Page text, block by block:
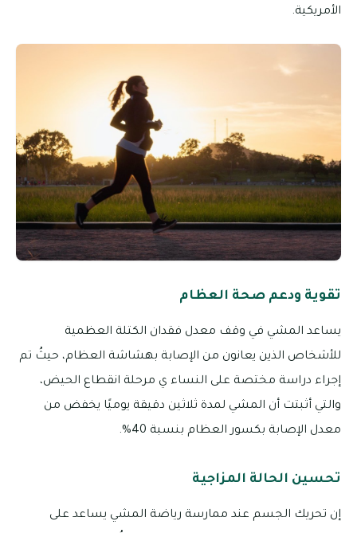
الأمريكية.
تقوية ودعم صحة العظام
يساعد المشي في وقف معدل فقدان الكتلة العظمية
للأشخاص الذين يعانون من الإصابة بهشاشة العظام، حيثُ تم
إجراء دراسة مختصة على النساء ي مرحلة انقطاع الحيض،
والتي أثبتت أن المشي لمدة ثلاثين دقيقة يوميًا يخفض من
معدل الإصابة بكسور العظام بنسبة 40%.
تحسين الحالة المزاجية
إن تحريك الجسم عند ممارسة رياضة المشي يساعد على